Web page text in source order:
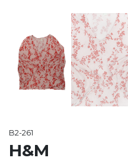
B2-261
H&M